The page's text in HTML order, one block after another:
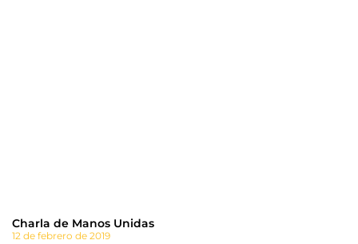
Charla de Manos Unidas
12 de febrero de 2019